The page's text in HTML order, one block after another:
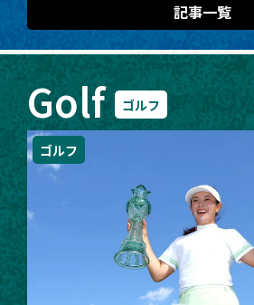
記事一覧
Golf ゴルフ
ゴルフ